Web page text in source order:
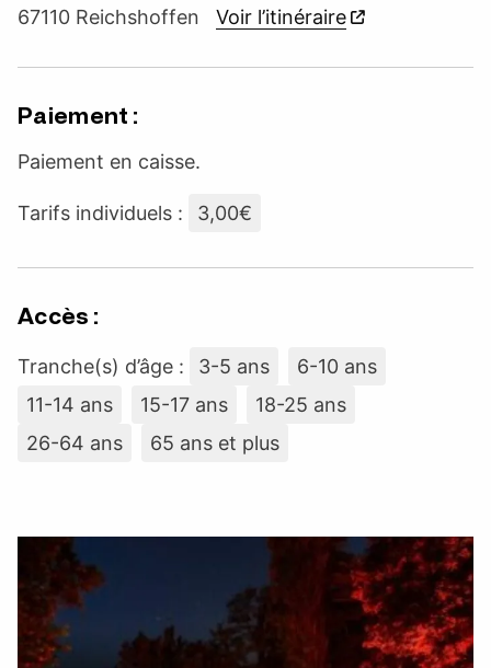
67110 Reichshoffen Voir l’itinéraire
Paiement :
Paiement en caisse.
Tarifs individuels : 3,00€
Accès :
Tranche(s) d’âge : 3-5 ans
6-10 ans
11-14 ans
15-17 ans
18-25 ans
26-64 ans
65 ans et plus